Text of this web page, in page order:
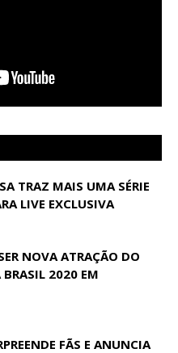
TRAZ MAIS UMA SÉRIE
LIVE EXCLUSIVA
NOVA ATRAÇÃO DO
2020 EM
FÃS E ANUNCIA